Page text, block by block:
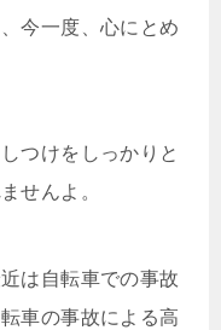
今一度、心にとめ
つけをしっかりと
せんよ。
は自転車での事故
車の事故による高